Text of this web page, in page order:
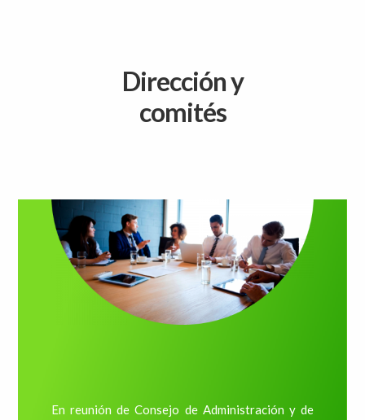
Dirección y
comités
En reunión de Consejo de Administración y de